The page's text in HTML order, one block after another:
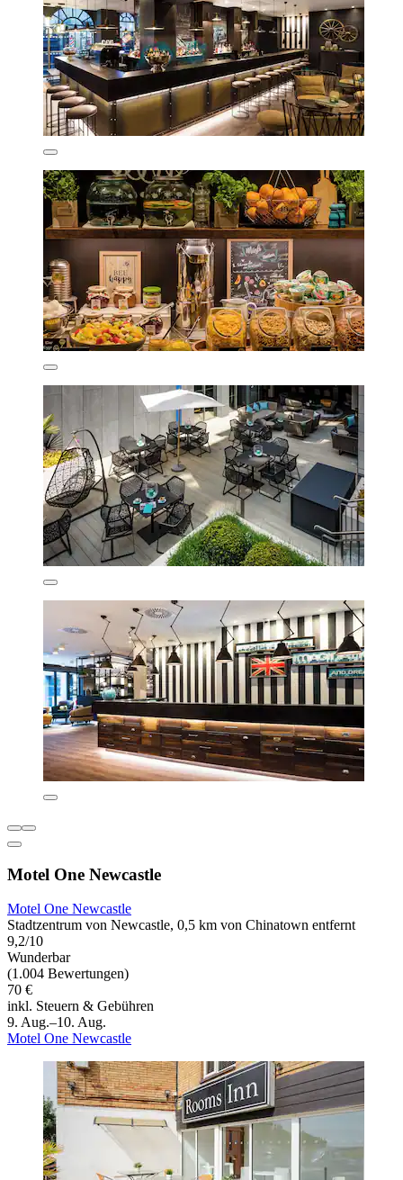
Motel One Newcastle
Motel One Newcastle
Stadtzentrum von Newcastle, 0,5 km von Chinatown entfernt
9,2/10
Wunderbar
(1.004 Bewertungen)
70 €
inkl. Steuern & Gebühren
9. Aug.–10. Aug.
Motel One Newcastle